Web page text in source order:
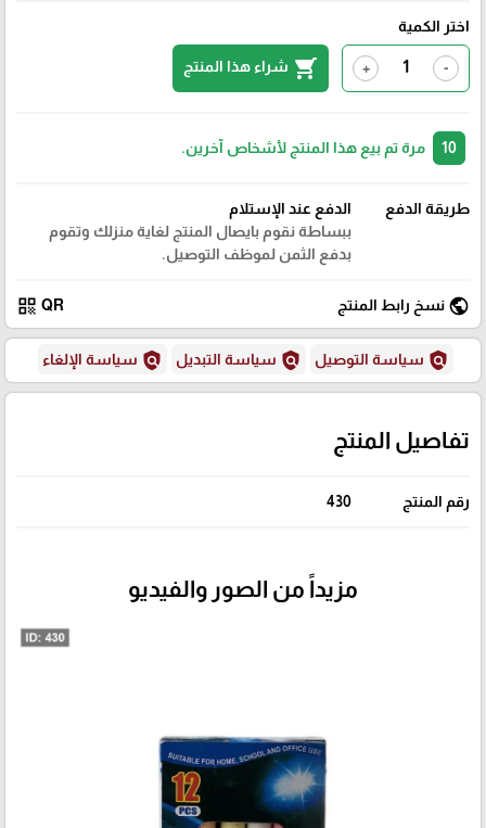
اختر الكمية
-
+
shopping_cart شراء هذا المنتج
مرة تم بيع هذا المنتج لأشخاص آخرين.
طريقة الدفع
الدفع عند الإستلام
ببساطة نقوم بايصال المنتج لغاية منزلك وتقوم
بدفع الثمن لموظف التوصيل.
public نسخ رابط المنتج QR
qr_code
policy سياسة التوصيل policy سياسة التبديل policy سياسة الإلغاء
تفاصيل المنتج
رقم المنتج 430
مزيداً من الصور والفيديو